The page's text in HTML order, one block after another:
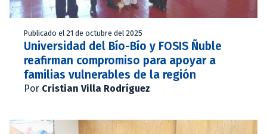
Publicado el 21 de octubre del 2025
Universidad del Bío-Bío y FOSIS Ñuble
reafirman compromiso para apoyar a
familias vulnerables de la región
Por Cristian Villa Rodríguez